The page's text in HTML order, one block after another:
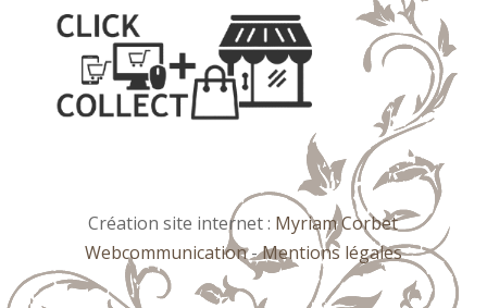
Création site internet : Myriam Corbet
Webcommunication-Mentions légales